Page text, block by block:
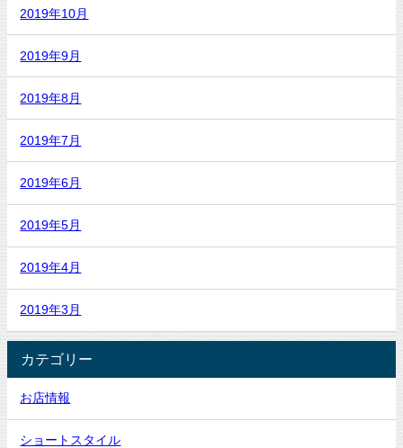
2019年10月
2019年9月
2019年8月
2019年7月
2019年6月
2019年5月
2019年4月
2019年3月
カテゴリー
お店情報
ショートスタイル